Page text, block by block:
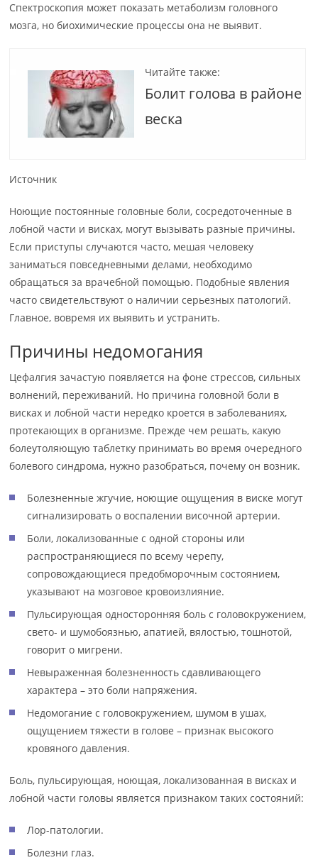
Спектроскопия может показать метаболизм головного
мозга, но биохимические процессы она не выявит.
Читайте также:
Болит голова в районе
веска
Источник
Ноющие постоянные головные боли, сосредоточенные в
лобной части и висках, могут вызывать разные причины.
Если приступы случаются часто, мешая человеку
заниматься повседневными делами, необходимо
обращаться за врачебной помощью. Подобные явления
часто свидетельствуют о наличии серьезных патологий.
Главное, вовремя их выявить и устранить.
Причины недомогания
Цефалгия зачастую появляется на фоне стрессов, сильных
волнений, переживаний. Но причина головной боли в
висках и лобной части нередко кроется в заболеваниях,
протекающих в организме. Прежде чем решать, какую
болеутоляющую таблетку принимать во время очередного
болевого синдрома, нужно разобраться, почему он возник.
Болезненные жгучие, ноющие ощущения в виске могут
сигнализировать о воспалении височной артерии.
Боли, локализованные с одной стороны или
распространяющиеся по всему черепу,
сопровождающиеся предобморочным состоянием,
указывают на мозговое кровоизлияние.
Пульсирующая односторонняя боль с головокружением,
свето- и шумобоязнью, апатией, вялостью, тошнотой,
говорит о мигрени.
Невыраженная болезненность сдавливающего
характера – это боли напряжения.
Недомогание с головокружением, шумом в ушах,
ощущением тяжести в голове – признак высокого
кровяного давления.
Боль, пульсирующая, ноющая, локализованная в висках и
лобной части головы является признаком таких состояний:
Лор-патологии.
Болезни глаз.